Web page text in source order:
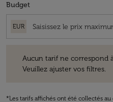
Budget
EUR
Aucun tarif ne correspond
Veuillez ajuster vos filtres.
*Les tarifs affichés ont été collectés